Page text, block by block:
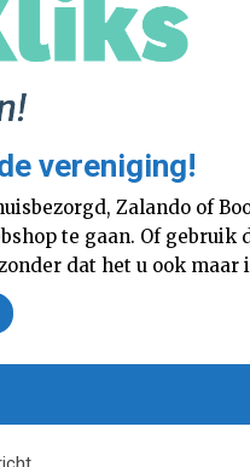
vereniging!
Zalando of
te gaan. Of gebruik
dat het u ook maar